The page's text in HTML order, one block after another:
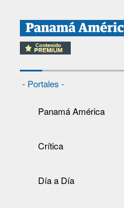
- Portales -
Panamá América
Crítica
Día a Día